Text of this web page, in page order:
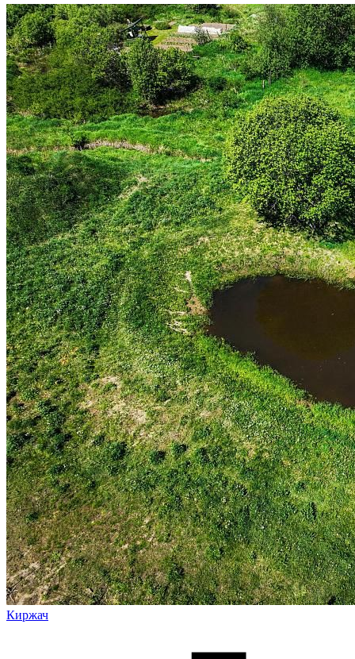
Киржач